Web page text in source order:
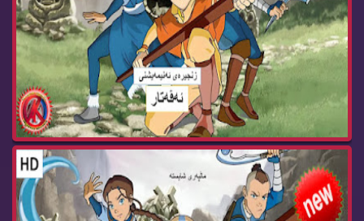
زنجیره‌ كارتۆنی ئه‌ڤه‌تار وه‌رزی سێ ئه‌ڵقه‌ی 12...